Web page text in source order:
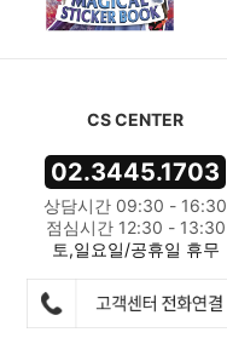
CS CENTER
02.3445.1703
상담시간 09:30 - 16:30
점심시간 12:30 - 13:30
토,일요일/공휴일 휴무